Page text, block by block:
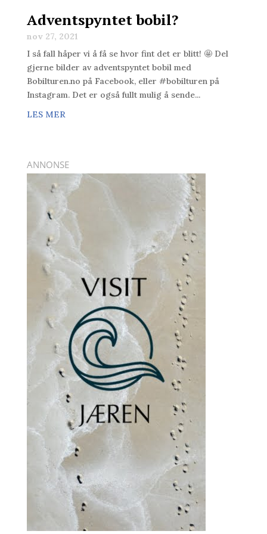
Adventspyntet bobil?
nov 27, 2021
I så fall håper vi å få se hvor fint det er blitt! 🤩 Del
gjerne bilder av adventspyntet bobil med
Bobilturen.no på Facebook, eller #bobilturen på
Instagram. Det er også fullt mulig å sende...
LES MER